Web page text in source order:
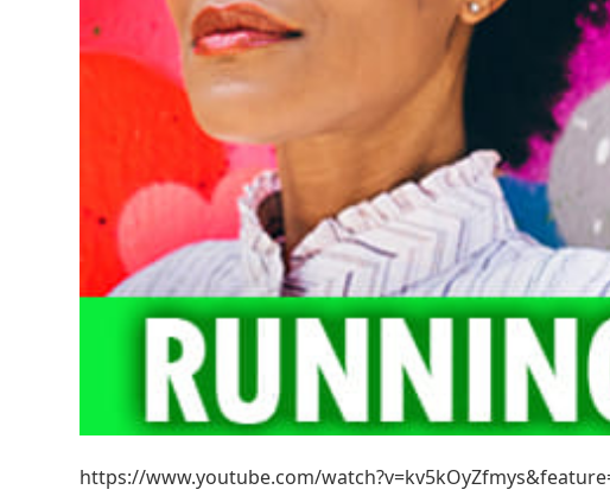
https://www.youtube.com/